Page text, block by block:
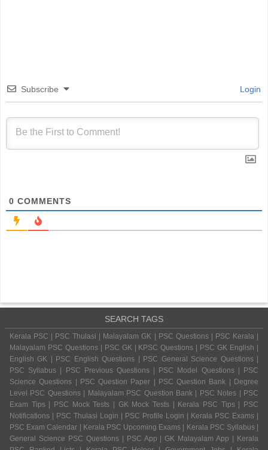
Subscribe Login
0 COMMENTS
SEARCH TAGS
Kerala PSC | PSC Thulasi | Malayalam GK | PSC Questions | PSC Kerala |
Malayalam PSC Questions | PSC GK | KPSC Questions | PSC GK English |
English GK | PSC English Questions | PSC General Science Questions |
PSC Syllabus | PSC Previous Questions | PSC Model Questions | PSC
Science Questions | PSC Question Paper | PSC Question Bank | Degree
Level PSC Questions | Malayalam PSC Question Bank | PSC Notes | PSC
Exam Tips | PSC Mock Tests | GK Mock Tests | Kerala PSC Tips | PSC
Notifications | PSC Thulasi Login | PSC Profile Login | Kerala PSC Exams |
PSC Exam Calendar | Kerala PSC Upcoming Exams | Kerala PSC Syllabus |
General Science PSC Questions | PSC App | GK Malayalam App | Kerala